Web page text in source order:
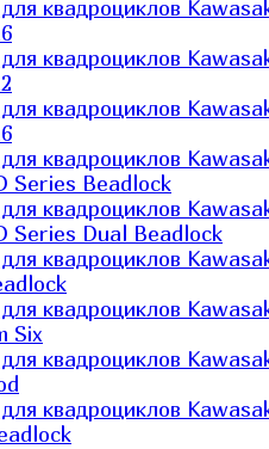
квадроциклов
квадроциклов
квадроциклов
квадроциклов
Series Beadlock
квадроциклов
Series Dual Beadlock
квадроциклов
квадроциклов
Six
квадроциклов
квадроциклов